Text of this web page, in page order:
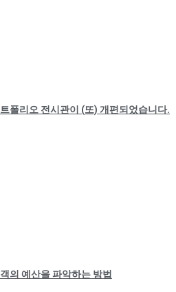
폴리오 전시관이 (또) 개편되었습니다.
의 예산을 파악하는 방법